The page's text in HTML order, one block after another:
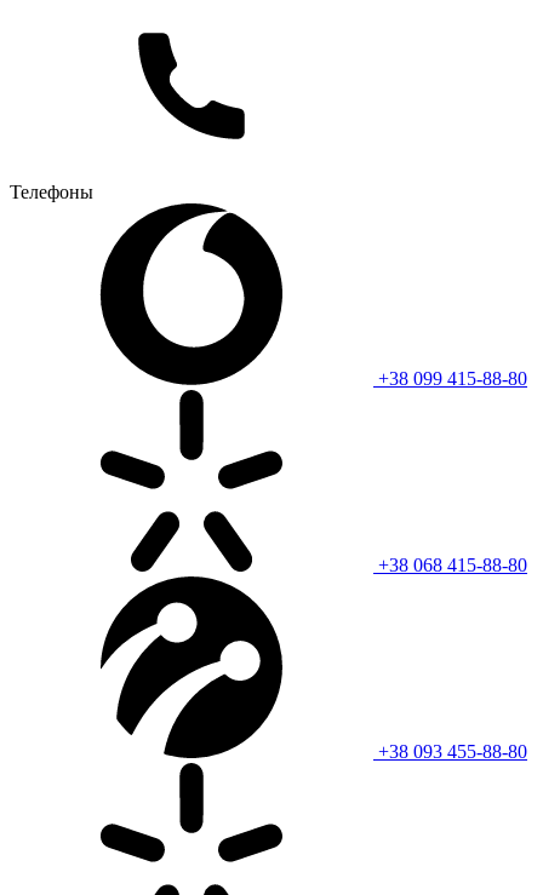
Телефоны
+38 099 415-88-80
+38 068 415-88-80
+38 093 455-88-80